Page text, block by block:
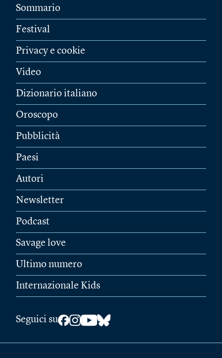
Sommario
Festival
Privacy e cookie
Video
Dizionario italiano
Oroscopo
Pubblicità
Paesi
Autori
Newsletter
Podcast
Savage love
Ultimo numero
Internazionale Kids
Seguici su